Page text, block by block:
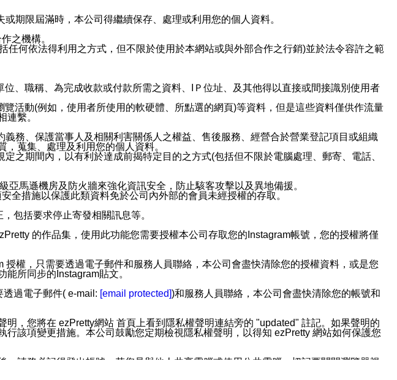
期限屆滿時，本公司得繼續保存、處理或利用您的個人資料。
之機構。
何依法得利用之方式，但不限於使用於本網站或與外部合作之行銷)並於法令容許之範
、職稱、為完成收款或付款所需之資料、IＰ位址、及其他得以直接或間接識別使用者
活動(例如，使用者所使用的軟硬體、所點選的網頁)等資料，但是這些資料僅供作流量
連繫。
務、保護當事人及相關利害關係人之權益、售後服務、經營合於營業登記項目或組織
蒐集、處理及利用您的個人資料。
之期間內，以有利於達成前揭特定目的之方式(包括但不限於電腦處理、郵寄、電話、
馬遜機房及防火牆來強化資訊安全，防止駭客攻擊以及異地備援。
全措施以保護此類資料免於公司內外部的會員未經授權的存取。
包括要求停止寄發相關訊息等。
的作品集，使用此功能您需要授權本公司存取您的Instagram帳號，您的授權將僅
權，只需要透過電子郵件和服務人員聯絡，本公司會盡快清除您的授權資料，或是您
所同步的Instagram貼文。
過電子郵件( e-mail: [email protected])和服務人員聯絡，本公司會盡快清除您的帳號和
，您將在 ezPretty網站 首頁上看到隱私權聲明連結旁的 "updated" 註記。如果聲明的
該項變更措施。本公司鼓勵您定期檢視隱私權聲明，以得知 ezPretty 網站如何保護您
請務必記得登出帳號。若您是與他人共享電腦或使用公共電腦，切記要關閉瀏覽器視